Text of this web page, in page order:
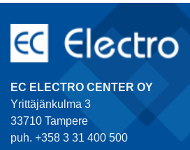
EC ELECTRO CENTER OY
Yrittäjänkulma 3
33710 Tampere
puh. +358 3 31 400 500